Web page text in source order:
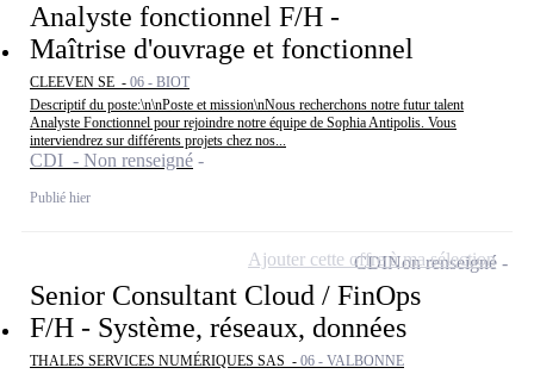
Analyste fonctionnel F/H -
Maîtrise d'ouvrage et fonctionnel
CLEEVEN SE - 06 - BIOT
Descriptif du poste:\n\nPoste et mission\nNous recherchons notre futur talent
Analyste Fonctionnel pour rejoindre notre équipe de Sophia Antipolis. Vous
interviendrez sur différents projets chez nos...
CDI - Non renseigné
Publié hier
Senior Consultant Cloud / FinOps
F/H - Système, réseaux, données
THALES SERVICES NUMÉRIQUES SAS - 06 - VALBONNE
CDINon renseigné
Ajouter cette offre à ma sélection